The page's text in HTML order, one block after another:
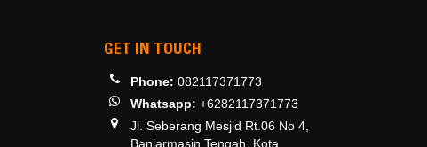
GET IN TOUCH
Phone: 082117371773
Whatsapp: +6282117371773
Jl. Seberang Mesjid Rt.06 No 4,
Banjarmasin Tengah, Kota